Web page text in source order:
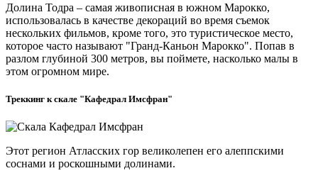
Долина Тодра – самая живописная в южном Марокко,
использовалась в качестве декораций во время съемок
нескольких фильмов, кроме того, это туристическое место,
которое часто называют "Гранд-Каньон Марокко". Попав в
разлом глубиной 300 метров, вы поймете, насколько малы в
этом огромном мире.
Треккинг к скале "Кафедрал Имсфран"
Этот регион Атласских гор великолепен его алеппскими
соснами и роскошными долинами.